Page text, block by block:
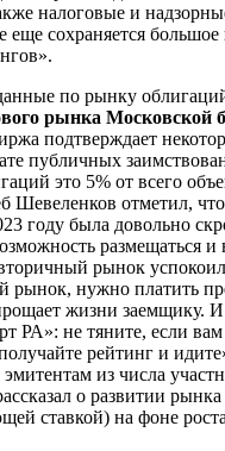
налоговые и
сохраняется большое
по рынку
рынка Московской
подтверждает
публичных
это 5% от всего
Шевеленков отметил,
году была довольно
размещаться и
рынок
рынок, нужно платить
жизни заемщику. И
РА»: не тяните, если
рейтинг и
из числа
о развитии
ставкой) на фоне